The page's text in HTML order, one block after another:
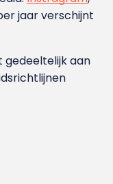
jaar verschijnt
gedeeltelijk aan